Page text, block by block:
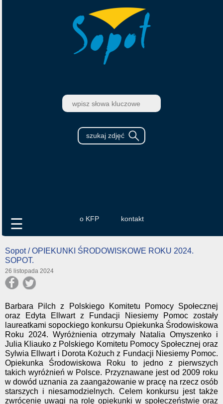
o KFP kontakt
☰
Sopot / OPIEKUNKI ŚRODOWISKOWE ROKU 2024.
SOPOT.
26 listopada 2024
Barbara Pilch z Polskiego Komitetu Pomocy Społecznej
oraz Edyta Ellwart z Fundacji Niesiemy Pomoc zostały
laureatkami sopockiego konkursu Opiekunka Środowiskowa
Roku 2024. Wyróżnienia otrzymały Natalia Omyszenko i
Julia Kliauko z Polskiego Komitetu Pomocy Społecznej oraz
Sylwia Ellwart i Dorota Kożuch z Fundacji Niesiemy Pomoc.
Opiekunka Środowiskowa Roku to jedno z pierwszych
takich wyróżnień w Polsce. Przyznawane jest od 2009 roku
w dowód uznania za zaangażowanie w pracę na rzecz osób
starszych i niesamodzielnych. Celem konkursu jest także
zwrócenie uwagi na rolę opiekunki w społeczeństwie oraz